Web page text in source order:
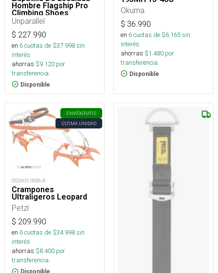
Hombre Flagship Pro
Climbing Shoes
Unparallel
$ 227.990
en 6cuotas de $37.998sin
interés
ahorras $9.120 por
transferencia.
Disponible
Okuma
$ 36.990
en 6cuotas de $6.165sin
interés
ahorras $1.480 por
transferencia.
Disponible
ENVÍOGRATIS
ÚLTIMA UNIDAD
OC060518BA-R
Crampones
Ultraligeros Leopard
Petzl
$ 209.990
en 6cuotas de $34.998sin
interés
ahorras $8.400 por
transferencia.